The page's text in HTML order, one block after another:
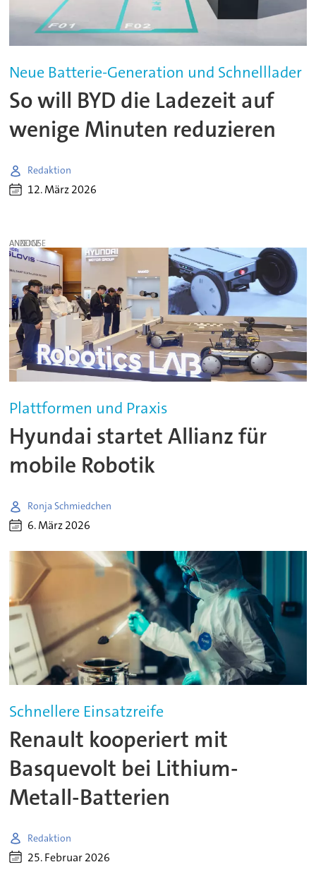
Neue Batterie-Generation und Schnelllader
So will BYD die Ladezeit auf
wenige Minuten reduzieren
Redaktion
12. März 2026
ANZEIGE
Plattformen und Praxis
Hyundai startet Allianz für
mobile Robotik
Ronja Schmiedchen
6. März 2026
Schnellere Einsatzreife
Renault kooperiert mit
Basquevolt bei Lithium-
Metall-Batterien
Redaktion
25. Februar 2026